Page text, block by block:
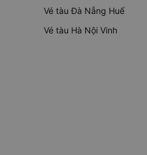
Vé tàu Đà Nẵng Huế
Vé tàu Hà Nội Vinh